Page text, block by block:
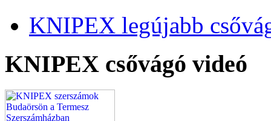
KNIPEX legújabb
KNIPEX csővágó videó